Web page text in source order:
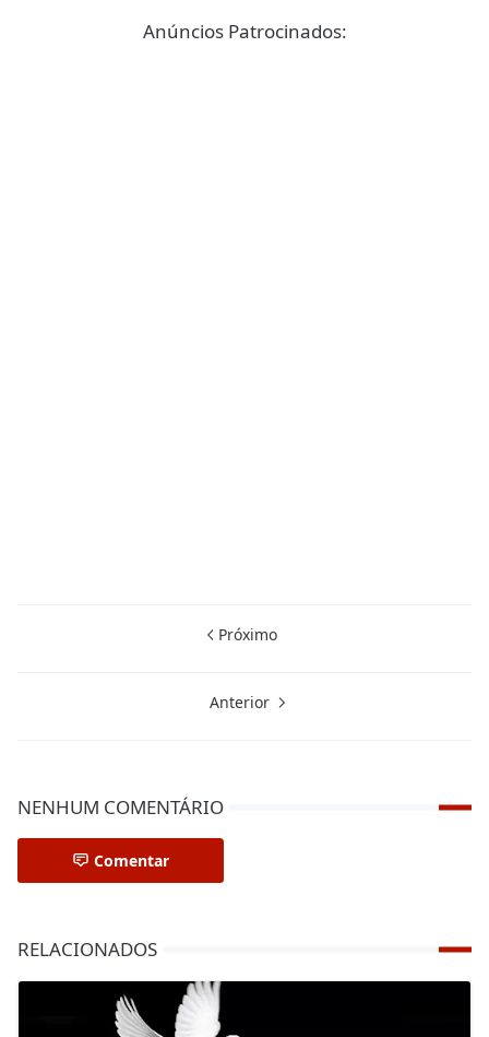
Anúncios Patrocinados:
Próximo
Anterior
NENHUM COMENTÁRIO
Comentar
RELACIONADOS